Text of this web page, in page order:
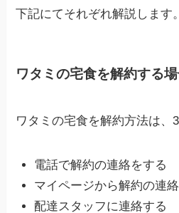
下記にてそれぞれ解説します。
ワタミの宅食を解約する
ワタミの宅食を解約方法は、3
電話で解約の連絡をする
マイページから解約の連
配達スタッフに連絡する